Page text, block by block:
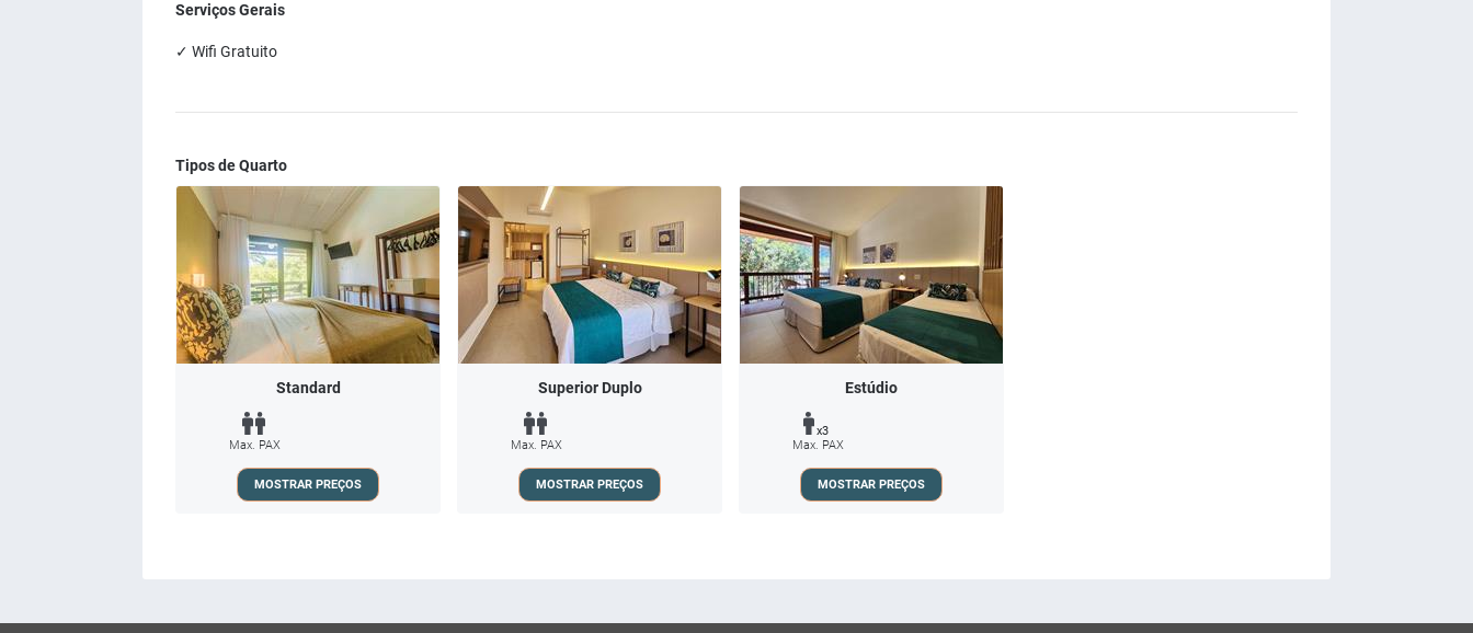
Serviços Gerais
✓ Wifi Gratuito
Tipos de Quarto
Standard
Max. PAX
MOSTRAR PREÇOS
Superior Duplo
Max. PAX
MOSTRAR PREÇOS
Estúdio
x3
Max. PAX
MOSTRAR PREÇOS